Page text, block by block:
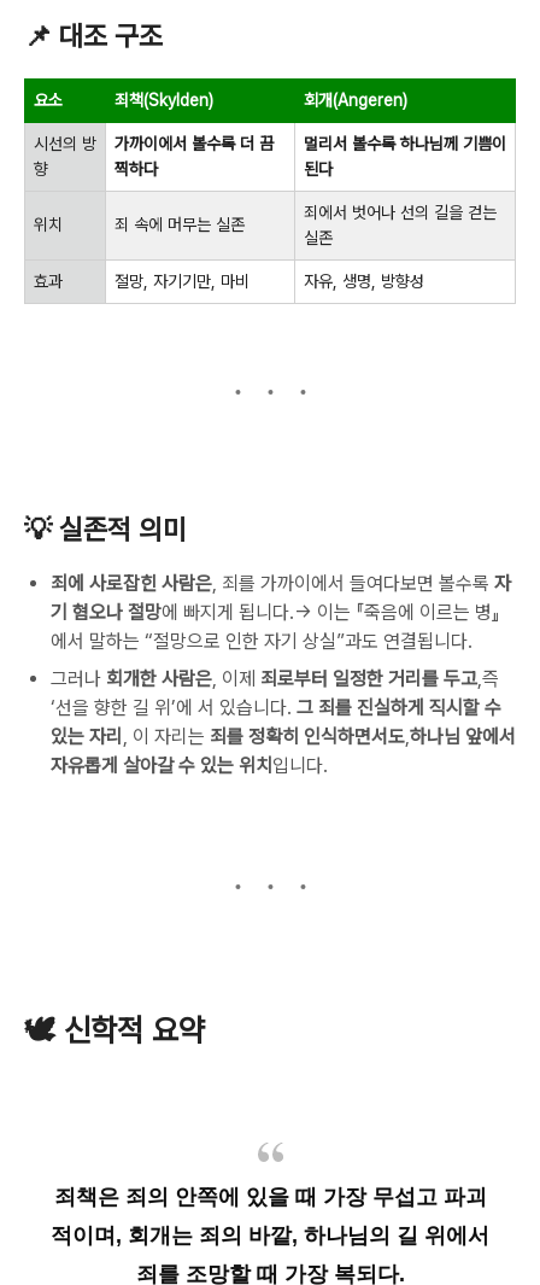
📌 대조 구조
요소 죄책(Skylden) 회개(Angeren)
시선의 방
향
가까이에서 볼수록 더 끔
찍하다
멀리서 볼수록 하나님께 기쁨이
된다
위치 죄 속에 머무는 실존
죄에서 벗어나 선의 길을 걷는
실존
효과 절망, 자기기만, 마비 자유, 생명, 방향성
💡 실존적 의미
죄에 사로잡힌 사람은, 죄를 가까이에서 들여다보면 볼수록 자
기 혐오나 절망에 빠지게 됩니다.→ 이는 『죽음에 이르는 병』
에서 말하는 “절망으로 인한 자기 상실”과도 연결됩니다.
그러나 회개한 사람은, 이제 죄로부터 일정한 거리를 두고,즉
‘선을 향한 길 위’에 서 있습니다. 그 죄를 진실하게 직시할 수
있는 자리 , 이 자리는 죄를 정확히 인식하면서도,하나님 앞에서
자유롭게 살아갈 수 있는 위치 입니다.
🕊️ 신학적 요약
죄책은 죄의 안쪽에 있을 때 가장 무섭고 파괴
적이며, 회개는 죄의 바깥, 하나님의 길 위에서
죄를 조망할 때 가장 복되다.